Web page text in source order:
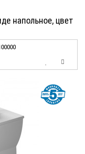
напольное, цвет